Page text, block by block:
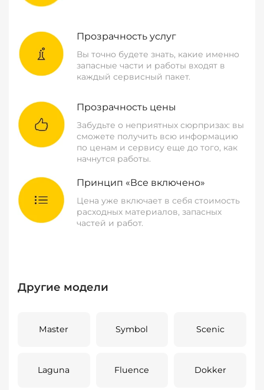
Прозрачность услуг
Вы точно будете знать, какие именно
запасные части и работы входят в
каждый сервисный пакет.
Прозрачность цены
Забудьте о неприятных сюрпризах: вы
сможете получить всю информацию
по ценам и сервису еще до того, как
начнутся работы.
Принцип «Все включено»
Цена уже включает в себя стоимость
расходных материалов, запасных
частей и работ.
Другие модели
Master Symbol Scenic
Laguna Fluence Dokker